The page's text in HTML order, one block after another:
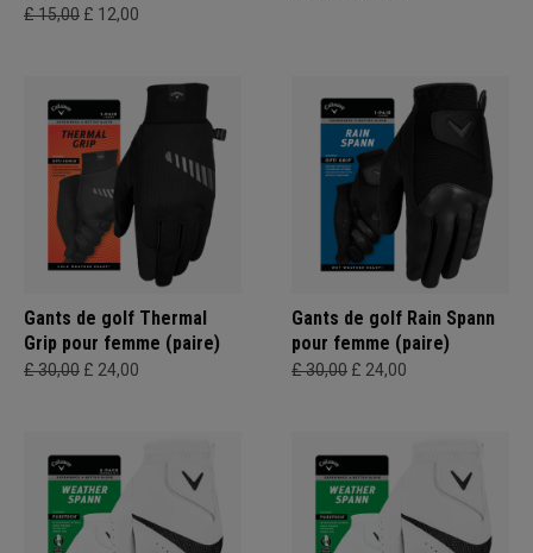
£ 15,00 £ 12,00
Gants de golf Thermal
Grip pour femme (paire)
£ 30,00 £ 24,00
Gants de golf Rain Spann
pour femme (paire)
£ 30,00 £ 24,00